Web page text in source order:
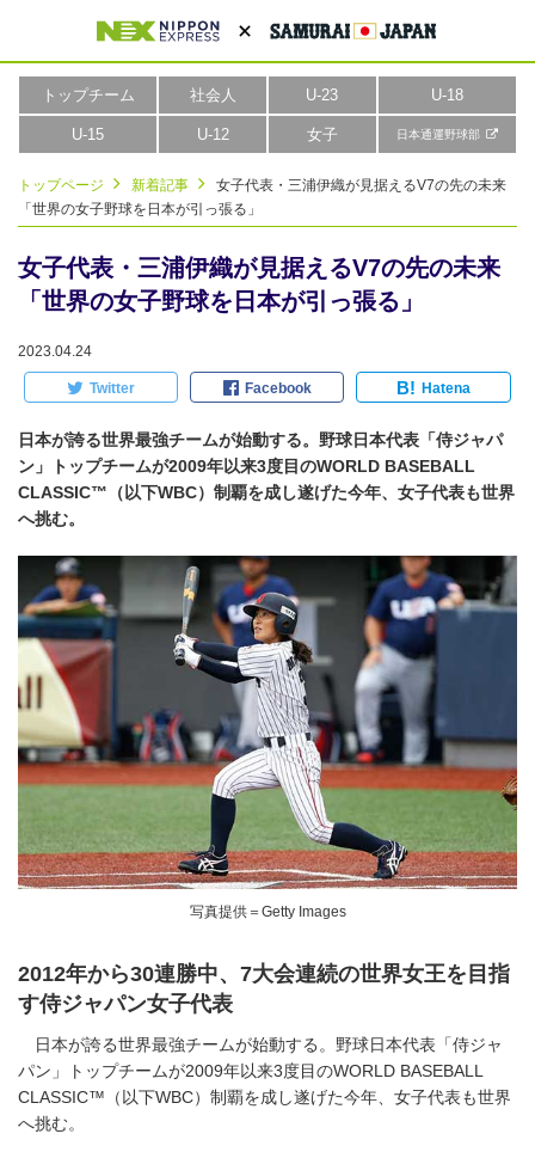
トップチーム 社会人 U-23 U-18
U-15 U-12 女子 日本通運野球部
トップページ 新着記事
女子代表・三浦伊織が見据えるV7の先の未来
「世界の女子野球を日本が引っ張る」
女子代表・三浦伊織が見据えるV7の先の未来
「世界の女子野球を日本が引っ張る」
2023.04.24
Twitter Facebook B! Hatena
日本が誇る世界最強チームが始動する。野球日本代表「侍ジャパ
ン」トップチームが2009年以来3度目のWORLD BASEBALL
CLASSIC™（以下WBC）制覇を成し遂げた今年、女子代表も世界
へ挑む。
写真提供＝Getty Images
2012年から30連勝中、7大会連続の世界女王を目指
す侍ジャパン女子代表
日本が誇る世界最強チームが始動する。野球日本代表「侍ジャ
パン」トップチームが2009年以来3度目のWORLD BASEBALL
CLASSIC™（以下WBC）制覇を成し遂げた今年、女子代表も世界
へ挑む。